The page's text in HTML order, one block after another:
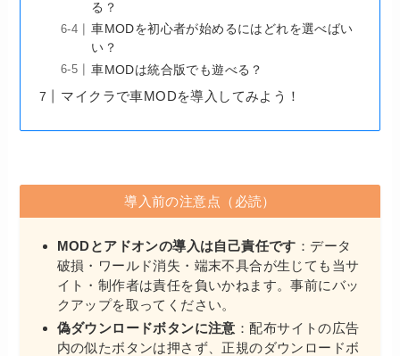
る？
車MODを初心者が始めるにはどれを選べばい
い？
車MODは統合版でも遊べる？
マイクラで車MODを導入してみよう！
導入前の注意点（必読）
MODとアドオンの導入は自己責任です ：データ
破損・ワールド消失・端末不具合が生じても当サ
イト・制作者は責任を負いかねます。事前にバッ
クアップを取ってください。
偽ダウンロードボタンに注意 ：配布サイトの広告
内の似たボタンは押さず、正規のダウンロードボ